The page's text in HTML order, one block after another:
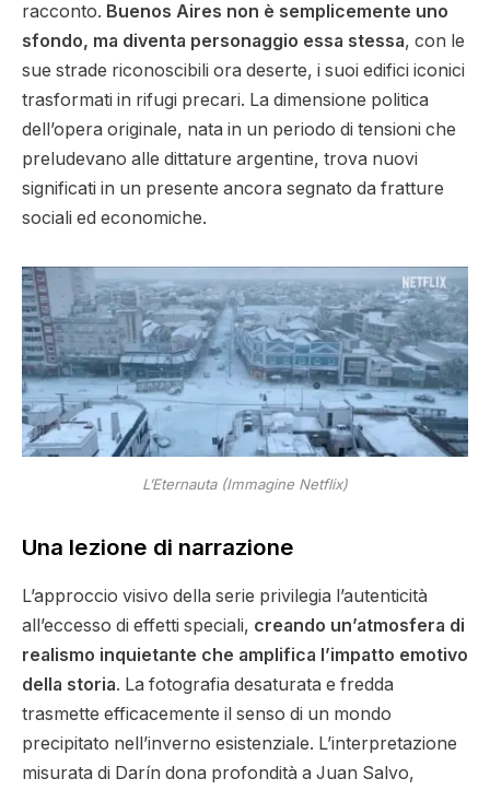
racconto. Buenos Aires non è semplicemente uno
sfondo, ma diventa personaggio essa stessa, con le
sue strade riconoscibili ora deserte, i suoi edifici iconici
trasformati in rifugi precari. La dimensione politica
dell’opera originale, nata in un periodo di tensioni che
preludevano alle dittature argentine, trova nuovi
significati in un presente ancora segnato da fratture
sociali ed economiche.
L’Eternauta (Immagine Netflix)
Una lezione di narrazione
L’approccio visivo della serie privilegia l’autenticità
all’eccesso di effetti speciali, creando un’atmosfera di
realismo inquietante che amplifica l’impatto emotivo
della storia. La fotografia desaturata e fredda
trasmette efficacemente il senso di un mondo
precipitato nell’inverno esistenziale. L’interpretazione
misurata di Darín dona profondità a Juan Salvo,